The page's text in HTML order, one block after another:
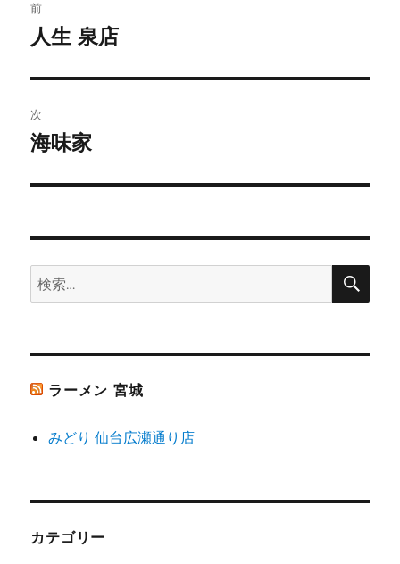
稿
ビ
ゲ
ー
ン
前
前
投
稿:
人生 泉店
次
次
投
海味家
検
索:
検
ラーメン 宮城
みどり 仙台広瀬通り店
カテゴリー